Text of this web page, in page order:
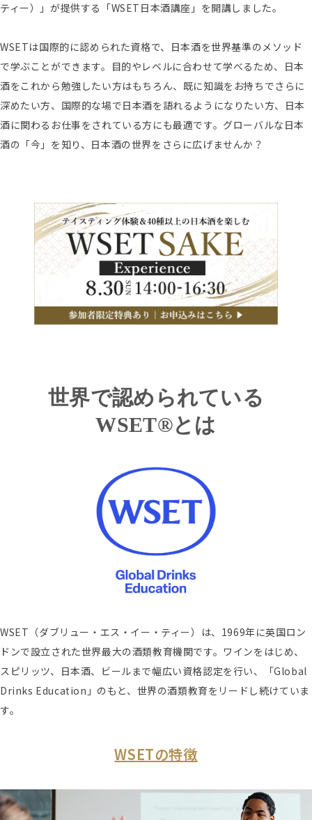
ティー）」が提供する「WSET日本酒講座」を開講しました。
WSETは国際的に認められた資格で、日本酒を世界基準のメソッド
で学ぶことができます。目的やレベルに合わせて学べるため、日本
酒をこれから勉強したい方はもちろん、既に知識をお持ちでさらに
深めたい方、国際的な場で日本酒を語れるようになりたい方、日本
酒に関わるお仕事をされている方にも最適です。グローバルな日本
酒の「今」を知り、日本酒の世界をさらに広げませんか？
世界で認められている
WSET®とは
WSET（ダブリュー・エス・イー・ティー）は、1969年に英国ロン
ドンで設立された世界最大の酒類教育機関です。ワインをはじめ、
スピリッツ、日本酒、ビールまで幅広い資格認定を行い、「Global
Drinks Education」のもと、世界の酒類教育をリードし続けていま
す。
WSETの特徴